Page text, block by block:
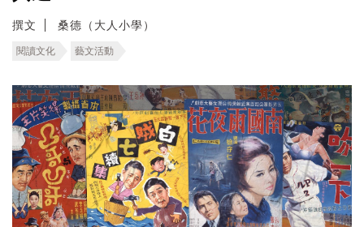
撰文 桑德（大人小學）
閱讀文化 藝文活動